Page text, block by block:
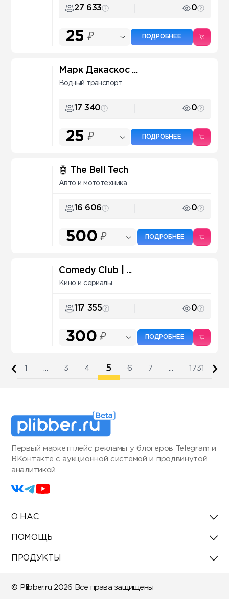
27 633 0
25 ₽ ПОДРОБНЕЕ
Марк Дакаскос ...
Водный транспорт
17 340 0
25 ₽ ПОДРОБНЕЕ
🤖 The Bell Tech
Авто и мототехника
16 606 0
500 ₽ ПОДРОБНЕЕ
Comedy Club | ...
Кино и сериалы
117 355 0
300 ₽ ПОДРОБНЕЕ
3 4 5 6 7 1731
Первый маркетплейс рекламы у блогеров Telegram и
ВКонтакте с аукционной системой и продвинутой
аналитикой
О НАС
ПОМОЩЬ
ПРОДУКТЫ
© Plibber.ru 2026 Все права защищены